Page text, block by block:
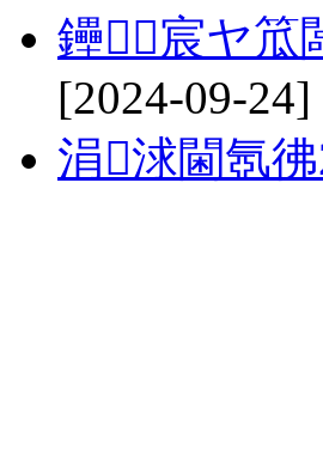
鑸┖宸ヤ笟
[2024-09-24]
涓浗閫氬